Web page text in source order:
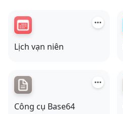
Lịch vạn niên
Công cụ Base64